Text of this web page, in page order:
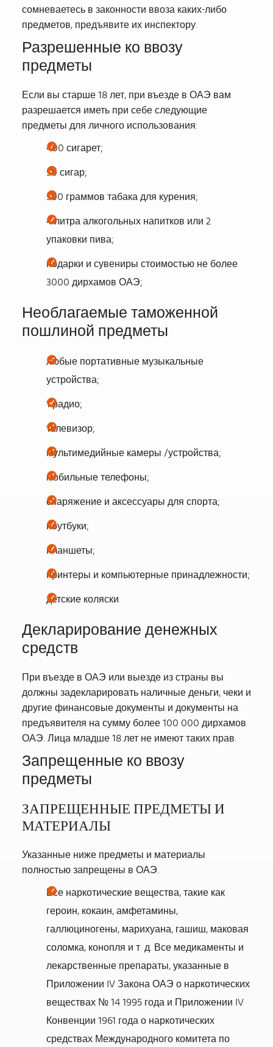
сомневаетесь в законности ввоза каких-либо
предметов, предъявите их инспектору.
Разрешенные ко ввозу
предметы
Если вы старше 18 лет, при въезде в ОАЭ вам
разрешается иметь при себе следующие
предметы для личного использования:
400 сигарет;
50 сигар;
500 граммов табака для курения;
4 литра алкогольных напитков или 2
упаковки пива;
подарки и сувениры стоимостью не более
3000 дирхамов ОАЭ;
Необлагаемые таможенной
пошлиной предметы
любые портативные музыкальные
устройства;
1 радио;
телевизор;
мультимедийные камеры /устройства;
мобильные телефоны;
снаряжение и аксессуары для спорта;
ноутбуки;
планшеты;
принтеры и компьютерные принадлежности;
детские коляски.
Декларирование денежных
средств
При въезде в ОАЭ или выезде из страны вы
должны задекларировать наличные деньги, чеки и
другие финансовые документы и документы на
предъявителя на сумму более 100 000 дирхамов
ОАЭ. Лица младше 18 лет не имеют таких прав.
Запрещенные ко ввозу
предметы
ЗАПРЕЩЕННЫЕ ПРЕДМЕТЫ И
МАТЕРИАЛЫ
Указанные ниже предметы и материалы
полностью запрещены в ОАЭ.
Все наркотические вещества, такие как
героин, кокаин, амфетамины,
галлюциногены, марихуана, гашиш, маковая
соломка, конопля и т. д. Все медикаменты и
лекарственные препараты, указанные в
Приложении IV Закона ОАЭ о наркотических
веществах № 14 1995 года и Приложении IV
Конвенции 1961 года о наркотических
средствах Международного комитета по